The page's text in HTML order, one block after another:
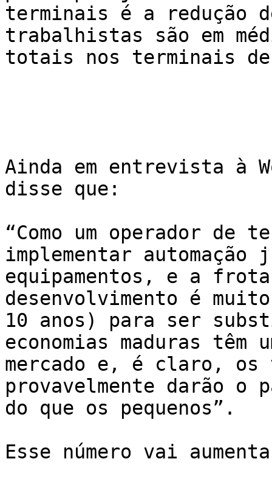
terminais é a redução
trabalhistas são em
totais nos terminais
Ainda em entrevista à
disse que:
“Como um operador de
implementar automação
equipamentos, e a
desenvolvimento é
10 anos) para ser
economias maduras
mercado e, é claro, os
provavelmente darão o
do que os pequenos”.
Esse número vai